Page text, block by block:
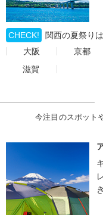
CHECK!
関西の夏祭り
大阪
京都
滋賀
今注目のスポット